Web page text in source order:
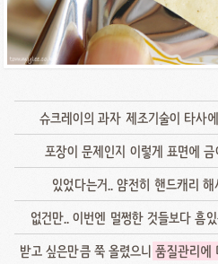
슈크레이의 과자 제조기술이 타사
포장이 문제인지 이렇게 표면에
있었다는거.. 얌전히 핸드캐리
없건만.. 이번엔 멀쩡한 것들보다 흠
받고 싶은만큼 쭉 올렸으니품질관리에